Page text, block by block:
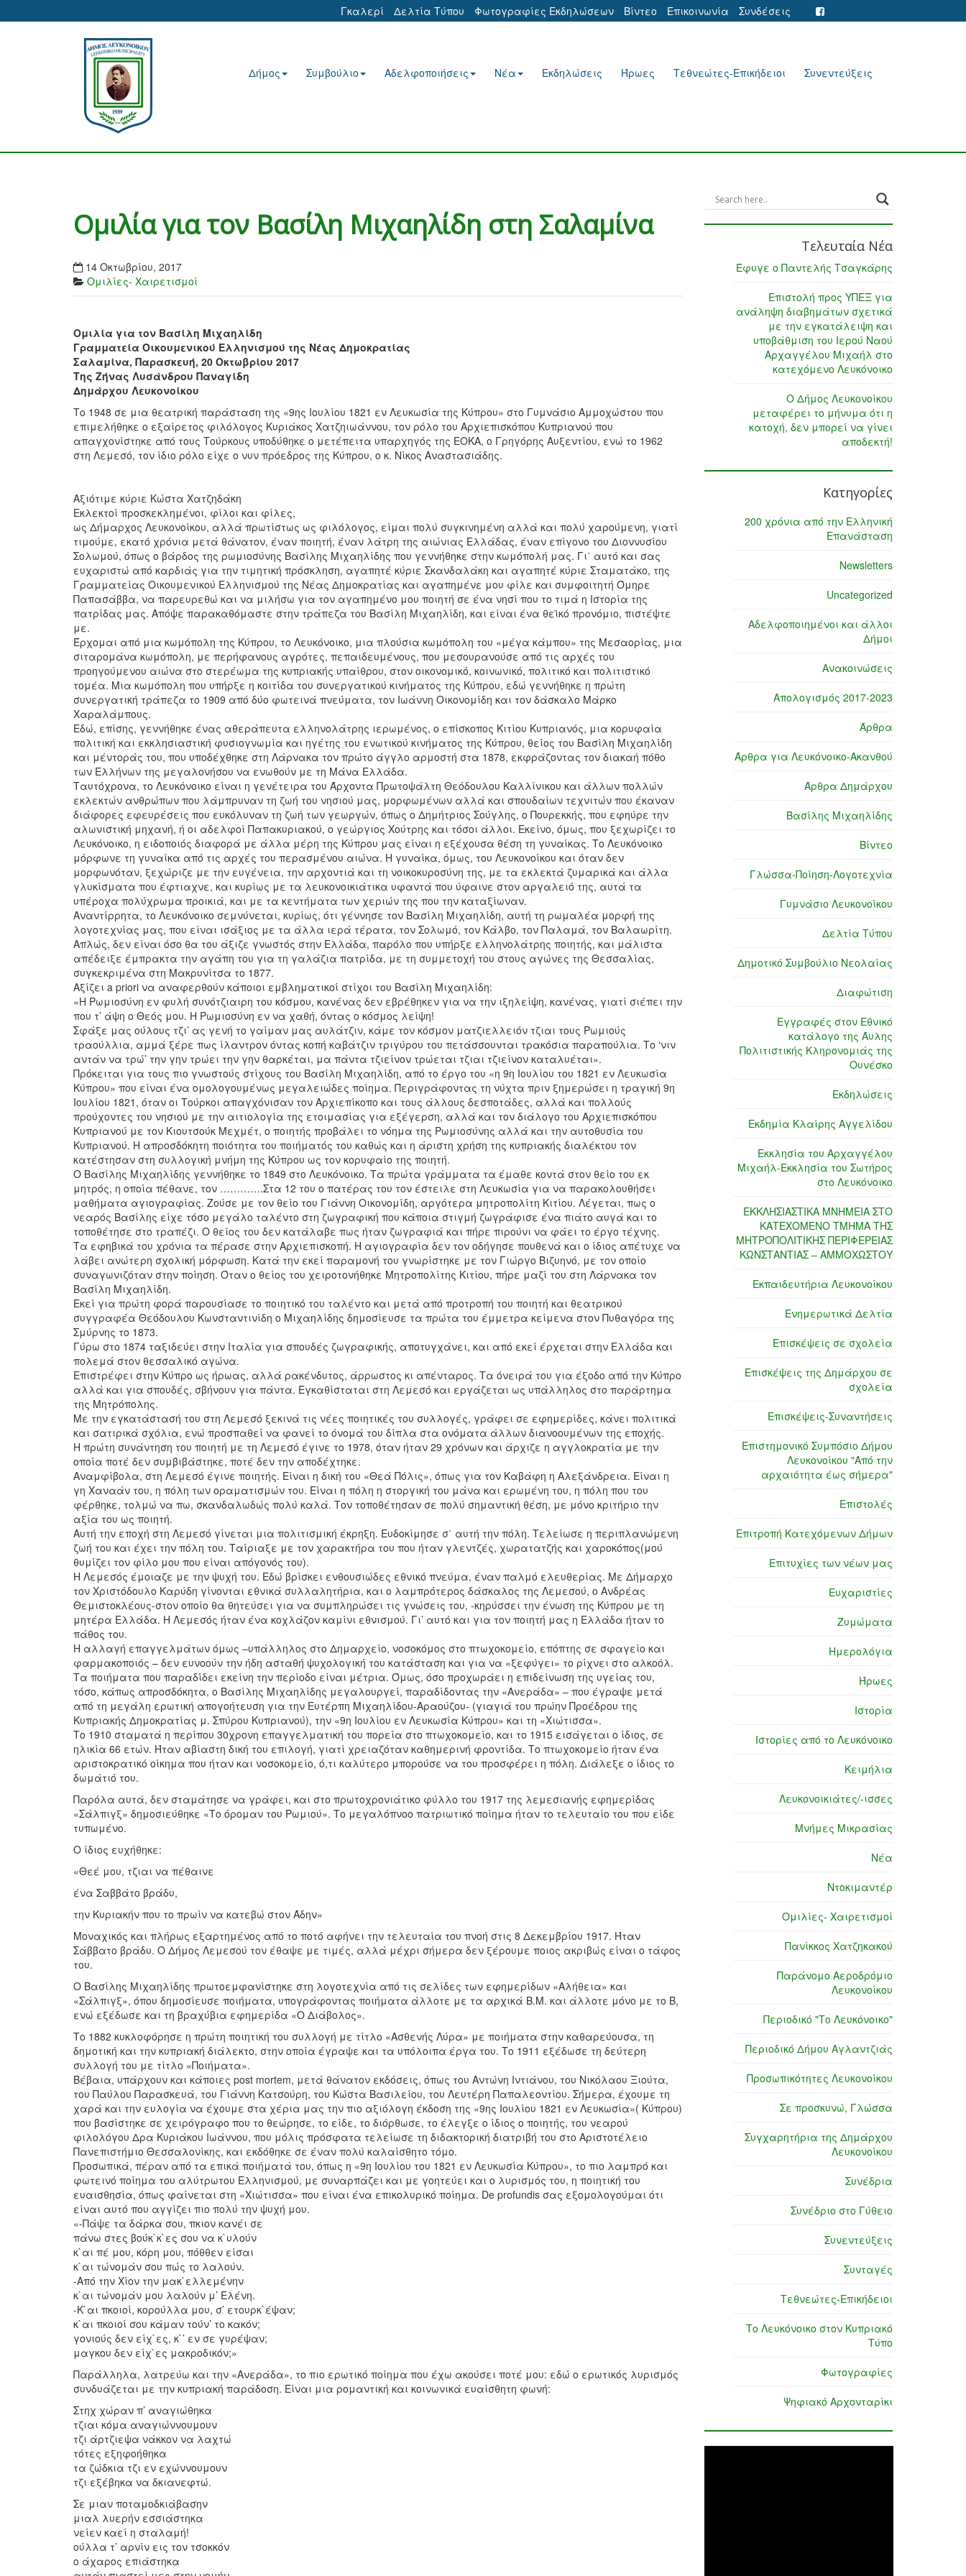
Γκαλερί Δελτία Τύπου Φωτογραφίες Εκδηλώσεων Βίντεο Επικοινωνία Συνδέσεις
Δήμος Συμβούλιο Αδελφοποιήσεις Νέα Εκδηλώσεις Ήρωες Τεθνεώτες-Επικήδειοι Συνεντεύξεις
Ομιλία για τον Βασίλη Μιχαηλίδη στη Σαλαμίνα
14 Οκτωβρίου, 2017
Ομιλίες- Χαιρετισμοί
Ομιλία για τον Βασίλη Μιχαηλίδη
Γραμματεία Οικουμενικού Ελληνισμού της Νέας Δημοκρατίας
Σαλαμίνα, Παρασκευή, 20 Οκτωβρίου 2017
Της Ζήνας Λυσάνδρου Παναγίδη
Δημάρχου Λευκονοίκου
Το 1948 σε μια θεατρική παράσταση της «9ης Ιουλίου 1821 εν Λευκωσία της Κύπρου» στο Γυμνάσιο Αμμοχώστου που
επιμελήθηκε ο εξαίρετος φιλόλογος Κυριάκος Χατζηιωάννου, τον ρόλο του Αρχιεπισκόπου Κυπριανού που
απαγχονίστηκε από τους Τούρκους υποδύθηκε ο μετέπειτα υπαρχηγός της ΕΟΚΑ, ο Γρηγόρης Αυξεντίου, ενώ το 1962
στη Λεμεσό, τον ίδιο ρόλο είχε ο νυν πρόεδρος της Κύπρου, ο κ. Νίκος Αναστασιάδης.
Αξιότιμε κύριε Κώστα Χατζηδάκη
Εκλεκτοί προσκεκλημένοι, φίλοι και φίλες,
ως Δήμαρχος Λευκονοίκου, αλλά πρωτίστως ως φιλόλογος, είμαι πολύ συγκινημένη αλλά και πολύ χαρούμενη, γιατί
τιμούμε, εκατό χρόνια μετά θάνατον, έναν ποιητή, έναν λάτρη της αιώνιας Ελλάδας, έναν επίγονο του Διοννυσίου
Σολωμού, όπως ο βάρδος της ρωμιοσύνης Βασίλης Μιχαηλίδης που γεννήθηκε στην κωμόπολή μας. Γι΄ αυτό και σας
ευχαριστώ από καρδιάς για την τιμητική πρόσκληση, αγαπητέ κύριε Σκανδαλάκη και αγαπητέ κύριε Σταματάκο, της
Γραμματείας Οικουμενικού Ελληνισμού της Νέας Δημοκρατίας και αγαπημένε μου φίλε και συμφοιτητή Όμηρε
Παπασάββα, να παρευρεθώ και να μιλήσω για τον αγαπημένο μου ποιητή σε ένα νησί που το τιμά η Ιστορία της
πατρίδας μας. Απόψε παρακαθόμαστε στην τράπεζα του Βασίλη Μιχαηλίδη, και είναι ένα θεϊκό προνόμιο, πιστέψτε
με.
Έρχομαι από μια κωμόπολη της Κύπρου, το Λευκόνοικο, μια πλούσια κωμόπολη του «μέγα κάμπου» της Μεσαορίας, μια
σιταρομάνα κωμόπολη, με περήφανους αγρότες, πεπαιδευμένους, που μεσουρανούσε από τις αρχές του
προηγούμενου αιώνα στο στερέωμα της κυπριακής υπαίθρου, στον οικονομικό, κοινωνικό, πολιτικό και πολιτιστικό
τομέα. Μια κωμόπολη που υπήρξε η κοιτίδα του συνεργατικού κινήματος της Κύπρου, εδώ γεννήθηκε η πρώτη
συνεργατική τράπεζα το 1909 από δύο φωτεινά πνεύματα, τον Ιωάννη Οικονομίδη και τον δάσκαλο Μάρκο
Χαραλάμπους.
Εδώ, επίσης, γεννήθηκε ένας αθεράπευτα ελληνολάτρης ιερωμένος, ο επίσκοπος Κιτίου Κυπριανός, μια κορυφαία
πολιτική και εκκλησιαστική φυσιογνωμία και ηγέτης του ενωτικού κινήματος της Κύπρου, θείος του Βασίλη Μιχαηλίδη
και μέντοράς του, που υποδέχθηκε στη Λάρνακα τον πρώτο άγγλο αρμοστή στα 1878, εκφράζοντας τον διακαή πόθο
των Ελλήνων της μεγαλονήσου να ενωθούν με τη Μάνα Ελλάδα.
Ταυτόχρονα, το Λευκόνοικο είναι η γενέτειρα του Άρχοντα Πρωτοψάλτη Θεόδουλου Καλλίνικου και άλλων πολλών
εκλεκτών ανθρώπων που λάμπρυναν τη ζωή του νησιού μας, μορφωμένων αλλά και σπουδαίων τεχνιτών που έκαναν
διάφορες εφευρέσεις που ευκόλυναν τη ζωή των γεωργών, όπως ο Δημήτριος Σούγλης, ο Πουρεκκής, που εφηύρε την
αλωνιστική μηχανή, ή οι αδελφοί Παπακυριακού, ο γεώργιος Χούτρης και τόσοι άλλοι. Εκείνο, όμως, που ξεχωρίζει το
Λευκόνοικο, η ειδοποιός διαφορά με άλλα μέρη της Κύπρου μας είναι η εξέχουσα θέση τη γυναίκας. Το Λευκόνοικο
μόρφωνε τη γυναίκα από τις αρχές του περασμένου αιώνα. Η γυναίκα, όμως, του Λευκονοίκου και όταν δεν
μορφωνόταν, ξεχώριζε με την ευγένεια, την αρχοντιά και τη νοικοκυροσύνη της, με τα εκλεκτά ζυμαρικά και άλλα
γλυκίσματα που έφτιαχνε, και κυρίως με τα λευκονοικιάτικα υφαντά που ύφαινε στον αργαλειό της, αυτά τα
υπέροχα πολύχρωμα προικιά, και με τα κεντήματα των χεριών της που την καταξίωναν.
Αναντίρρητα, το Λευκόνοικο σεμνύνεται, κυρίως, ότι γέννησε τον Βασίλη Μιχαηλίδη, αυτή τη ρωμαλέα μορφή της
λογοτεχνίας μας, που είναι ισάξιος με τα άλλα ιερά τέρατα, τον Σολωμό, τον Κάλβο, τον Παλαμά, τον Βαλαωρίτη.
Απλώς, δεν είναι όσο θα του άξιζε γνωστός στην Ελλάδα, παρόλο που υπήρξε ελληνολάτρης ποιητής, και μάλιστα
απέδειξε έμπρακτα την αγάπη του για τη γαλάζια πατρίδα, με τη συμμετοχή του στους αγώνες της Θεσσαλίας,
συγκεκριμένα στη Μακρυνίτσα το 1877.
Αξίζει a priori να αναφερθούν κάποιοι εμβληματικοί στίχοι του Βασίλη Μιχαηλίδη:
«Η Ρωμιοσύνη εν φυλή συνότζιαιρη του κόσμου, κανένας δεν εβρέθηκεν για να την ιξηλείψη, κανένας, γιατί σιέπει την
που τ’ άψη ο Θεός μου. Η Ρωμιοσύνη εν να χαθή, όντας ο κόσμος λείψη!
Σφάξε μας ούλους τζι’ ας γενή το γαίμαν μας αυλάτζιν, κάμε τον κόσμον ματζιελλειόν τζιαι τους Ρωμιούς
τραούλλια, αμμά ξέρε πως ίλαντρον όντας κοπή καβάτζιν τριγύρου του πετάσσουνται τρακόσια παραπούλια. Το ‘νιν
αντάν να τρώ’ την γην τρώει την γην θαρκέται, μα πάντα τζιείνον τρώεται τζιαι τζιείνον καταλυέται».
Πρόκειται για τους πιο γνωστούς στίχους του Βασίλη Μιχαηλίδη, από το έργο του «η 9η Ιουλίου του 1821 εν Λευκωσία
Κύπρου» που είναι ένα ομολογουμένως μεγαλειώδες ποίημα. Περιγράφοντας τη νύχτα πριν ξημερώσει η τραγική 9η
Ιουλίου 1821, όταν οι Τούρκοι απαγχόνισαν τον Αρχιεπίκοπο και τους άλλους δεσποτάδες, αλλά και πολλούς
προύχοντες του νησιού με την αιτιολογία της ετοιμασίας για εξέγερση, αλλά και τον διάλογο του Αρχιεπισκόπου
Κυπριανού με τον Κιουτσούκ Μεχμέτ, ο ποιητής προβάλει το νόημα της Ρωμιοσύνης αλλά και την αυτοθυσία του
Κυπριανού. Η απροσδόκητη ποιότητα του ποιήματός του καθώς και η άριστη χρήση της κυπριακής διαλέκτου τον
κατέστησαν στη συλλογική μνήμη της Κύπρου ως τον κορυφαίο της ποιητή.
Ο Βασίλης Μιχαηλίδης γεννήθηκε το 1849 στο Λευκόνοικο. Τα πρώτα γράμματα τα έμαθε κοντά στον θείο του εκ
μητρός, η οποία πέθανε, τον ………….Στα 12 του ο πατέρας του τον έστειλε στη Λευκωσία για να παρακολουθήσει
μαθήματα αγιογραφίας. Ζούσε με τον θείο του Γιάννη Οικονομίδη, αργότερα μητροπολίτη Κιτίου. Λέγεται, πως ο
νεαρός Βασίλης είχε τόσο μεγάλο ταλέντο στη ζωγραφική που κάποια στιγμή ζωγράφισε ένα πιάτο αυγά και το
τοποθέτησε στο τραπέζι. Ο θείος του δεν κατάλαβε πως ήταν ζωγραφιά και πήρε πιρούνι να φάει το έργο τέχνης.
Τα εφηβικά του χρόνια τα πέρασε στην Αρχιεπισκοπή. Η αγιογραφία δεν τον οδήγησε πουθενά και ο ίδιος απέτυχε να
λάβει ανώτερη σχολική μόρφωση. Κατά την εκεί παραμονή του γνωρίστηκε με τον Γιώργο Βιζυηνό, με τον οποίο
συναγωνιζόταν στην ποίηση. Όταν ο θείος του χειροτονήθηκε Μητροπολίτης Κιτίου, πήρε μαζί του στη Λάρνακα τον
Βασίλη Μιχαηλίδη.
Εκεί για πρώτη φορά παρουσίασε το ποιητικό του ταλέντο και μετά από προτροπή του ποιητή και θεατρικού
συγγραφέα Θεόδουλου Κωνσταντινίδη ο Μιχαηλίδης δημοσίευσε τα πρώτα του έμμετρα κείμενα στον Πυθαγόρα της
Σμύρνης το 1873.
Γύρω στο 1874 ταξιδεύει στην Ιταλία για σπουδές ζωγραφικής, αποτυγχάνει, και από εκεί έρχεται στην Ελλάδα και
πολεμά στον θεσσαλικό αγώνα.
Επιστρέφει στην Κύπρο ως ήρωας, αλλά ρακένδυτος, άρρωστος κι απένταρος. Τα όνειρά του για έξοδο από την Κύπρο
αλλά και για σπουδές, σβήνουν για πάντα. Εγκαθίσταται στη Λεμεσό και εργάζεται ως υπάλληλος στο παράρτημα
της Μητρόπολης.
Με την εγκατάστασή του στη Λεμεσό ξεκινά τις νέες ποιητικές του συλλογές, γράφει σε εφημερίδες, κάνει πολιτικά
και σατιρικά σχόλια, ενώ προσπαθεί να φανεί το όνομά του δίπλα στα ονόματα άλλων διανοουμένων της εποχής.
Η πρώτη συνάντηση του ποιητή με τη Λεμεσό έγινε το 1978, όταν ήταν 29 χρόνων και άρχιζε η αγγλοκρατία με την
οποία ποτέ δεν συμβιβάστηκε, ποτέ δεν την αποδέχτηκε.
Αναμφίβολα, στη Λεμεσό έγινε ποιητής. Είναι η δική του «Θεά Πόλις», όπως για τον Καβάφη η Αλεξάνδρεια. Είναι η
γη Χαναάν του, η πόλη των οραματισμών του. Είναι η πόλη η στοργική του μάνα και ερωμένη του, η πόλη που του
φέρθηκε, τολμώ να πω, σκανδαλωδώς πολύ καλά. Τον τοποθέτησαν σε πολύ σημαντική θέση, με μόνο κριτήριο την
αξία του ως ποιητή.
Αυτή την εποχή στη Λεμεσό γίνεται μια πολιτισμική έκρηξη. Ευδοκίμησε σ΄ αυτή την πόλη. Τελείωσε η περιπλανώμενη
ζωή του και έχει την πόλη του. Ταίριαξε με τον χαρακτήρα του που ήταν γλεντζές, χωρατατζής και χαροκόπος(μού
θυμίζει τον φίλο μου που είναι απόγονός του).
Η Λεμεσός έμοιαζε με την ψυχή του. Εδώ βρίσκει ενθουσιώδες εθνικό πνεύμα, έναν παλμό ελευθερίας. Με Δήμαρχο
τον Χριστόδουλο Καρύδη γίνονται εθνικά συλλαλητήρια, και ο λαμπρότερος δάσκαλος της Λεμεσού, ο Ανδρέας
Θεμιστοκλέους-στον οποίο θα θητεύσει για να συμπληρώσει τις γνώσεις του, -κηρύσσει την ένωση της Κύπρου με τη
μητέρα Ελλάδα. Η Λεμεσός ήταν ένα κοχλάζον καμίνι εθνισμού. Γι’ αυτό και για τον ποιητή μας η Ελλάδα ήταν το
πάθος του.
Η αλλαγή επαγγελμάτων όμως –υπάλληλος στο Δημαρχείο, νοσοκόμος στο πτωχοκομείο, επόπτης σε σφαγείο και
φαρμακοποιός – δεν ευνοούν την ήδη ασταθή ψυχολογική του κατάσταση και για να «ξεφύγει» το ρίχνει στο αλκοόλ.
Τα ποιήματα που παραδίδει εκείνη την περίοδο είναι μέτρια. Όμως, όσο προχωράει η επιδείνωση της υγείας του,
τόσο, κάπως απροσδόκητα, ο Βασίλης Μιχαηλίδης μεγαλουργεί, παραδίδοντας την «Ανεράδα» – που έγραψε μετά
από τη μεγάλη ερωτική απογοήτευση για την Ευτέρπη Μιχαηλίδου-Αραούζου- (γιαγιά του πρώην Προέδρου της
Κυπριακής Δημοκρατίας μ. Σπύρου Κυπριανού), την «9η Ιουλίου εν Λευκωσία Κύπρου» και τη «Χιώτισσα».
Το 1910 σταματά η περίπου 30χρονη επαγγελματική του πορεία στο πτωχοκομείο, και το 1915 εισάγεται ο ίδιος, σε
ηλικία 66 ετών. Ήταν αβίαστη δική του επιλογή, γιατί χρειαζόταν καθημερινή φροντίδα. Το πτωχοκομείο ήταν ένα
αριστοκρατικό οίκημα που ήταν και νοσοκομείο, ό,τι καλύτερο μπορούσε να του προσφέρει η πόλη. Διάλεξε ο ίδιος το
δωμάτιό του.
Παρόλα αυτά, δεν σταμάτησε να γράφει, και στο πρωτοχρονιάτικο φύλλο του 1917 της λεμεσιανής εφημερίδας
«Σάλπιγξ» δημοσιεύθηκε «Το όρομαν του Ρωμιού». Το μεγαλόπνοο πατριωτικό ποίημα ήταν το τελευταίο του που είδε
τυπωμένο.
Ο ίδιος ευχήθηκε:
«Θεέ μου, τζιαι να πέθαινε
ένα Σαββάτο βράδυ,
την Κυριακήν που το πρωίν να κατεβώ στον Άδην»
Μοναχικός και πλήρως εξαρτημένος από το ποτό αφήνει την τελευταία του πνοή στις 8 Δεκεμβρίου 1917. Ήταν
Σάββατο βράδυ. Ο Δήμος Λεμεσού τον έθαψε με τιμές, αλλά μέχρι σήμερα δεν ξέρουμε ποιος ακριβώς είναι ο τάφος
του.
Ο Βασίλης Μιχαηλίδης πρωτοεμφανίστηκε στη λογοτεχνία από τις σελίδες των εφημερίδων «Αλήθεια» και
«Σάλπιγξ», όπου δημοσίευσε ποιήματα, υπογράφοντας ποιήματα άλλοτε με τα αρχικά Β.Μ. και άλλοτε μόνο με το Β,
ενώ εξέδωσε και τη βραχύβια εφημερίδα «Ο Διάβολος».
Το 1882 κυκλοφόρησε η πρώτη ποιητική του συλλογή με τίτλο «Ασθενής Λύρα» με ποιήματα στην καθαρεύουσα, τη
δημοτική και την κυπριακή διάλεκτο, στην οποία έγραψε και τα υπόλοιπα έργα του. Το 1911 εξέδωσε τη δεύτερη
συλλογή του με τίτλο «Ποιήματα».
Βέβαια, υπάρχουν και κάποιες post mortem, μετά θάνατον εκδόσεις, όπως του Αντώνη Ιντιάνου, του Νικόλαου Ξιούτα,
του Παύλου Παρασκευά, του Γιάννη Κατσούρη, του Κώστα Βασιλείου, του Λευτέρη Παπαλεοντίου. Σήμερα, έχουμε τη
χαρά και την ευλογία να έχουμε στα χέρια μας την πιο αξιόλογη έκδοση της «9ης Ιουλίου 1821 εν Λευκωσία»( Κύπρου)
που βασίστηκε σε χειρόγραφο που το θεώρησε, το είδε, το διόρθωσε, το έλεγξε ο ίδιος ο ποιητής, του νεαρού
φιλολόγου Δρα Κυριάκου Ιωάννου, που μόλις πρόσφατα τελείωσε τη διδακτορική διατριβή του στο Αριστοτέλειο
Πανεπιστήμιο Θεσσαλονίκης, και εκδόθηκε σε έναν πολύ καλαίσθητο τόμο.
Προσωπικά, πέραν από τα επικά ποιήματά του, όπως η «9η Ιουλίου του 1821 εν Λευκωσία Κύπρου», το πιο λαμπρό και
φωτεινό ποίημα του αλύτρωτου Ελληνισμού, με συναρπάζει και με γοητεύει και ο λυρισμός του, η ποιητική του
ευαισθησία, όπως φαίνεται στη «Χιώτισσα» που είναι ένα επικολυρικό ποίημα. De profundis σας εξομολογούμαι ότι
είναι αυτό που αγγίζει πιο πολύ την ψυχή μου.
«-Πάψε τα δάρκα σου, πκιον κανέι σε
πάνω στες βούκ`κ`ες σου να κ`υλούν
κ`αι πέ μου, κόρη μου, πόθθεν είσαι
κ`αι τώνομάν σου πώς το λαλούν.
-Από την Χίον την μακ`ελλεμένην
κ`αι τώνομάν μου λαλούν μ’ Ελένη.
-Κ`αι πκοιοί, κορούλλα μου, σ’ ετουρκ`έψαν;
κ`αι πκοιοί σου κάμαν τούν’ το κακόν;
γονιούς δεν είχ`ες, κ`’ εν σε γυρέψαν;
μαγκου δεν είχ`ες μακροδικόν;»
Παράλληλα, λατρεύω και την «Ανεράδα», το πιο ερωτικό ποίημα που έχω ακούσει ποτέ μου: εδώ ο ερωτικός λυρισμός
συνδυάζεται με την κυπριακή παράδοση. Είναι μια ρομαντική και κοινωνικά ευαίσθητη φωνή:
Στηχ χώραν π’ αναγιώθηκα
τζιαι κόμα αναγιώννουμουν
τζι άρτζιεψα νάκκον να λαχτώ
τότες εξηφοήθηκα
τα ζώδκια τζι εν εχώννουμουν
τζι εξέβηκα να δκιανεφτώ.
Σε μιαν ποταμοδκιάβασην
μιαλ λυερήν εσσιάστηκα
νείεν καεί η σταλαμή!
ούλλα τ’ αρνίν εις τον τσοκκόν
ο άχαρος επιάστηκα
Τελευταία Νέα
Έφυγε ο Παντελής Τσαγκάρης
Επιστολή προς ΥΠΕΞ για
ανάληψη διαβημάτων σχετικά
με την εγκατάλειψη και
υποβάθμιση του Ιερού Ναού
Αρχαγγέλου Μιχαήλ στο
κατεχόμενο Λευκόνοικο
Ο Δήμος Λευκονοίκου
μεταφέρει το μήνυμα ότι η
κατοχή, δεν μπορεί να γίνει
αποδεκτή!
Κατηγορίες
200 χρόνια από την Ελληνική
Επανάσταση
Newsletters
Uncategorized
Αδελφοποιημένοι και άλλοι
Δήμοι
Ανακοινώσεις
Απολογισμός 2017-2023
Άρθρα
Άρθρα για Λευκόνοικο-Ακανθού
Άρθρα Δημάρχου
Βασίλης Μιχαηλίδης
Βίντεο
Γλώσσα-Ποίηση-Λογοτεχνία
Γυμνάσιο Λευκονοίκου
Δελτία Τύπου
Δημοτικό Συμβούλιο Νεολαίας
Διαφώτιση
Εγγραφές στον Εθνικό
κατάλογο της Άυλης
Πολιτιστικής Κληρονομιάς της
Ουνέσκο
Εκδηλώσεις
Εκδημία Κλαίρης Αγγελίδου
Εκκλησία του Αρχαγγέλου
Μιχαήλ-Εκκλησία του Σωτήρος
στο Λευκόνοικο
ΕΚΚΛΗΣΙΑΣΤΙΚΑ ΜΝΗΜΕΙΑ ΣΤΟ
ΚΑΤΕΧΟΜΕΝΟ ΤΜΗΜΑ ΤΗΣ
ΜΗΤΡΟΠΟΛΙΤΙΚΗΣ ΠΕΡΙΦΕΡΕΙΑΣ
ΚΩΝΣΤΑΝΤΙΑΣ – ΑΜΜΟΧΩΣΤΟΥ
Εκπαιδευτήρια Λευκονοίκου
Ενημερωτικά Δελτία
Επισκέψεις σε σχολεία
Επισκέψεις της Δημάρχου σε
σχολεία
Επισκέψεις-Συναντήσεις
Επιστημονικό Συμπόσιο Δήμου
Λευκονοίκου "Από την
αρχαιότητα έως σήμερα"
Επιστολές
Επιτροπή Κατεχόμενων Δήμων
Επιτυχίες των νέων μας
Ευχαριστίες
Ζυμώματα
Ημερολόγια
Ήρωες
Ιστορία
Ιστορίες από το Λευκόνοικο
Κειμήλια
Λευκονοικιάτες/-ισσες
Μνήμες Μικρασίας
Νέα
Ντοκιμαντέρ
Ομιλίες- Χαιρετισμοί
Πανίκκος Χατζηκακού
Παράνομο Αεροδρόμιο
Λευκονοίκου
Περιοδικό "Το Λευκόνοικο"
Περιοδικό Δήμου Αγλαντζιάς
Προσωπικότητες Λευκονοίκου
Σε προσκυνώ, Γλώσσα
Συγχαρητήρια της Δημάρχου
Λευκονοίκου
Συνέδρια
Συνέδριο στο Γύθειο
Συνεντεύξεις
Συνταγές
Τεθνεώτες-Επικήδειοι
Το Λευκόνοικο στον Κυπριακό
Τύπο
Φωτογραφίες
Ψηφιακό Αρχονταρίκι